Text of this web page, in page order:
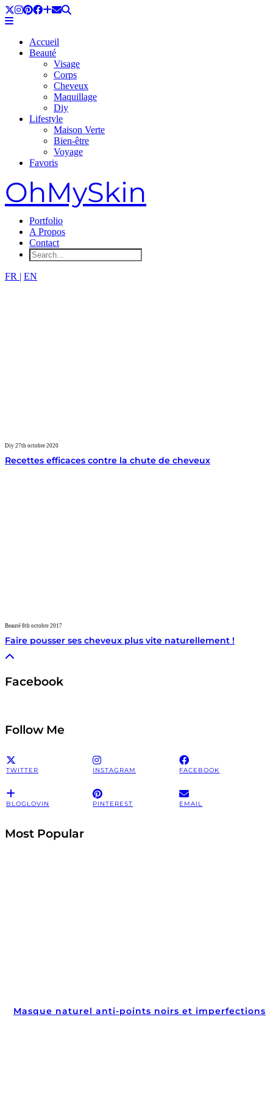
Accueil
Beauté
Visage
Corps
Cheveux
Maquillage
Diy
Lifestyle
Maison Verte
Bien-être
Voyage
Favoris
OhMySkin
Portfolio
A Propos
Contact
FR | EN
Diy 27th octobre 2020
Recettes efficaces contre la chute de cheveux
Beauté 8th octobre 2017
Faire pousser ses cheveux plus vite naturellement !
Facebook
Follow Me
TWITTER INSTAGRAM FACEBOOK
BLOGLOVIN PINTEREST EMAIL
Most Popular
Masque naturel anti-points noirs et imperfections